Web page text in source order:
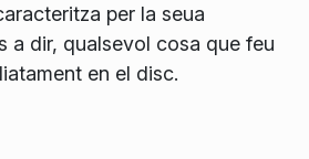
per la seua
a dir, qualsevol cosa que feu
en el disc.